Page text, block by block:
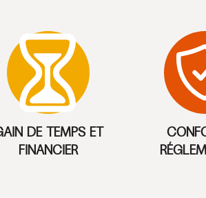
DE TEMPS ET
FINANCIER